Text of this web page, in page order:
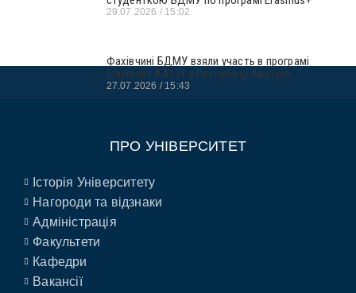
29.07.2026 15:02
Фахівчині БДМУ взяли участь в програмі
Erasmus+ KA171 у Республіці Австрія
27.07.2026 15:43
ПРО УНІВЕРСИТЕТ
Історія Університету
Нагороди та відзнаки
Адміністрація
Факультети
Кафедри
Вакансії